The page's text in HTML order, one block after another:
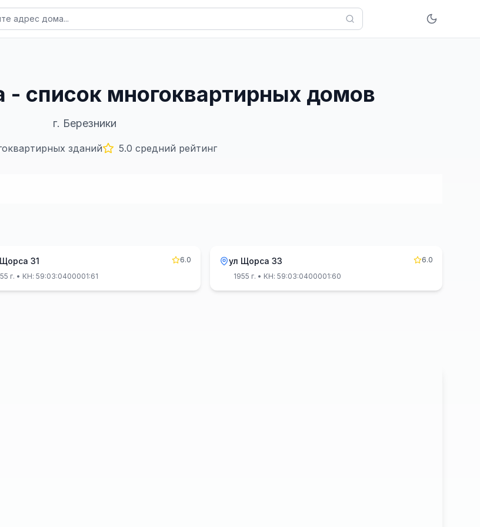
- список многоквартирных домов
г. Березники
зданий 5.0 средний рейтинг
31
6.0
г. • КН: 59:03:0400001:61
ул Щорса 33
6.0
1955 г. • КН: 59:03:0400001:60